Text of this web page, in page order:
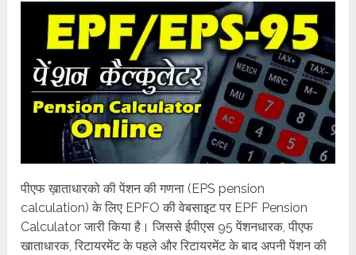
पीएफ ख़ाताधारको की पेंशन की गणना (EPS pension
calculation) के लिए EPFO की वेबसाइट पर EPF Pension
Calculator जारी किया है। जिससे ईपीएस 95 पेंशनधारक, पीएफ
खाताधारक, रिटायरमेंट के पहले और रिटायरमेंट के बाद अपनी पेंशन की